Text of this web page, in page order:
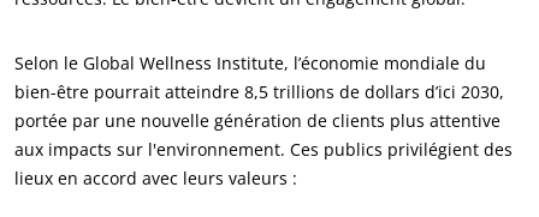
ECOCERT
Selon le Global Wellness Institute, l’économie mondiale du
bien-être pourrait atteindre 8,5 trillions de dollars d’ici 2030,
portée par une nouvelle génération de clients plus attentive
aux impacts sur l'environnement. Ces publics privilégient des
lieux en accord avec leurs valeurs :